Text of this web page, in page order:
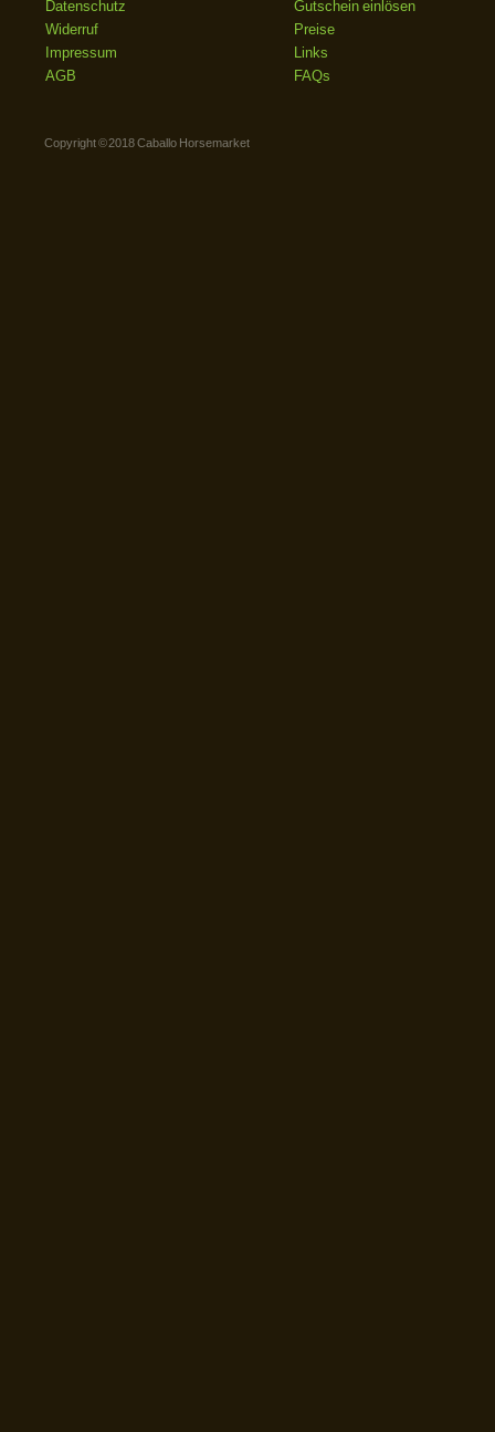
Datenschutz
Widerruf
Impressum
AGB
Gutschein einlösen
Preise
Links
FAQs
Copyright © 2018 Caballo Horsemarket